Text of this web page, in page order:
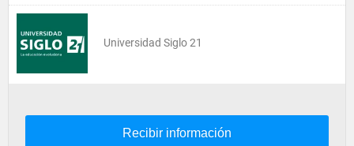
Universidad Siglo 21
Recibir información